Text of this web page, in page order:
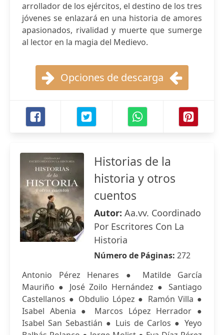
arrollador de los ejércitos, el destino de los tres
jóvenes se enlazará en una historia de amores
apasionados, rivalidad y muerte que sumerge
al lector en la magia del Medievo.
Opciones de descarga
Historias de la
historia y otros
cuentos
Autor: Aa.vv. Coordinado
Por Escritores Con La
Historia
Número de Páginas: 272
Antonio Pérez Henares ● Matilde García
Mauriño ● José Zoilo Hernández ● Santiago
Castellanos ● Obdulio López ● Ramón Villa ●
Isabel Abenia ● Marcos López Herrador ●
Isabel San Sebastián ● Luis de Carlos ● Yeyo